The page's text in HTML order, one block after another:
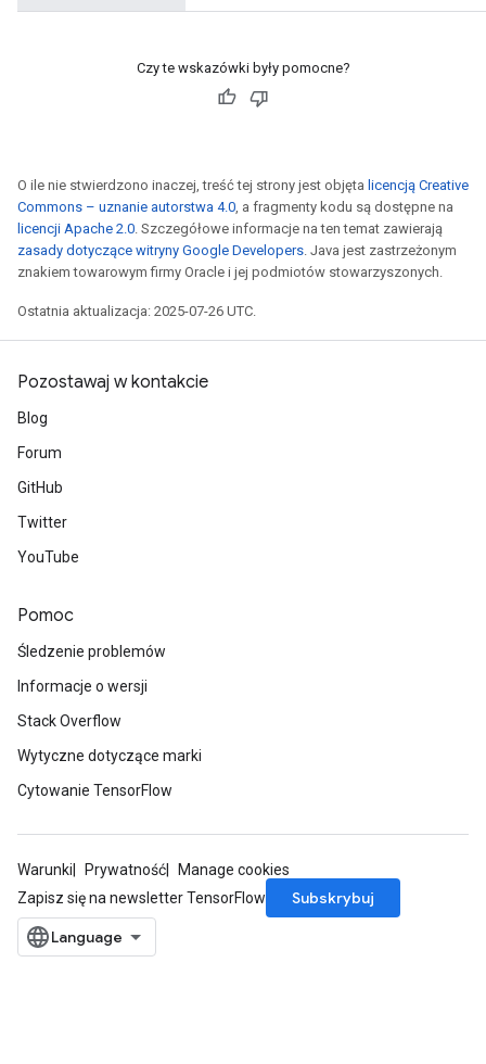
Czy te wskazówki były pomocne?
O ile nie stwierdzono inaczej, treść tej strony jest objęta licencją Creative
Commons – uznanie autorstwa 4.0, a fragmenty kodu są dostępne na
licencji Apache 2.0. Szczegółowe informacje na ten temat zawierają
zasady dotyczące witryny Google Developers. Java jest zastrzeżonym
znakiem towarowym firmy Oracle i jej podmiotów stowarzyszonych.
Ostatnia aktualizacja: 2025-07-26 UTC.
Pozostawaj w kontakcie
Blog
Forum
GitHub
Twitter
YouTube
Pomoc
Śledzenie problemów
Informacje o wersji
Stack Overflow
Wytyczne dotyczące marki
Cytowanie TensorFlow
Warunki Prywatność
Manage cookies
Zapisz się na newsletter TensorFlow
Subskrybuj